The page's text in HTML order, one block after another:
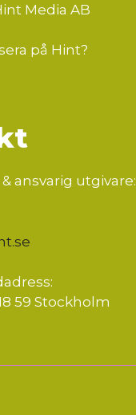
Media AB
på Hint?
ansvarig utgivare:
59 Stockholm